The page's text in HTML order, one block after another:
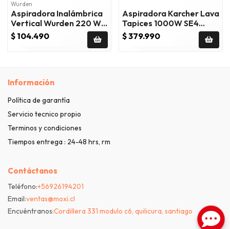
Wurden
Aspiradora Inalámbrica
Vertical Wurden 220 W
0.8 Litros WVC-
SAUBER24
$ 104.490
Aspiradora Karcher Lava
Tapices 1000W SE4
Blanca
$ 379.990
Información
Política de garantía
Servicio tecnico propio
Terminos y condiciones
Tiempos entrega : 24-48 hrs, rm
Contáctanos
Teléfono:+56926194201
Email:ventas@moxi.cl
Encuéntranos:Cordillera 331 modulo c6, quilicura, santiago